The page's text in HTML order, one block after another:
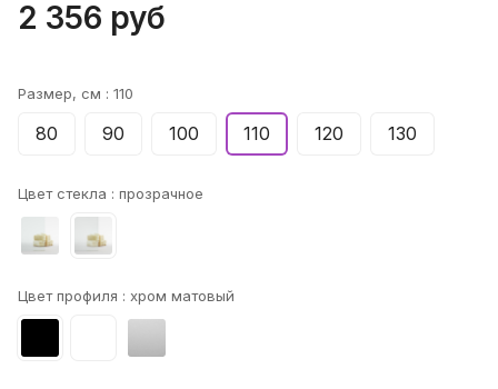
2 356 руб
Размер, см : 110
80 90 100 110 120 130
Цвет стекла : прозрачное
Цвет профиля : хром матовый